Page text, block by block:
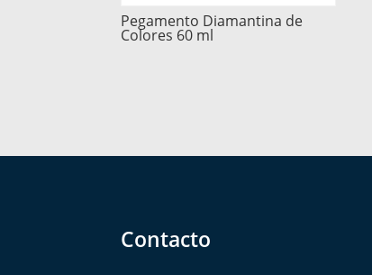
Pegamento Diamantina de
Colores 60 ml
Contacto